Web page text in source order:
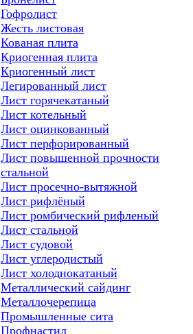
Гофролист
Жесть листовая
Кованая плита
Криогенная плита
Криогенный лист
Легированный лист
Лист горячекатаный
Лист котельный
Лист оцинкованный
Лист перфорированный
Лист повышенной прочности
стальной
Лист просечно-вытяжной
Лист рифлёный
Лист ромбический рифленый
Лист стальной
Лист судовой
Лист углеродистый
Лист холоднокатаный
Металлический сайдинг
Металлочерепица
Промышленные сита
Профнастил